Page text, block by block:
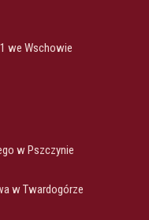
we Wschowie
w Pszczynie
w Twardogórze